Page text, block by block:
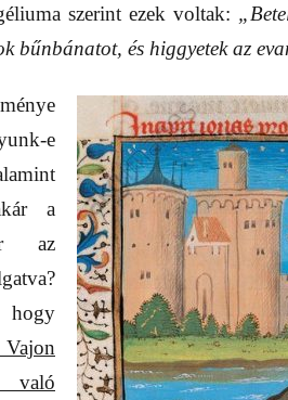
szerint ezek voltak:
bűnbánatot, és higgyetek az
e
a
az
Vajon